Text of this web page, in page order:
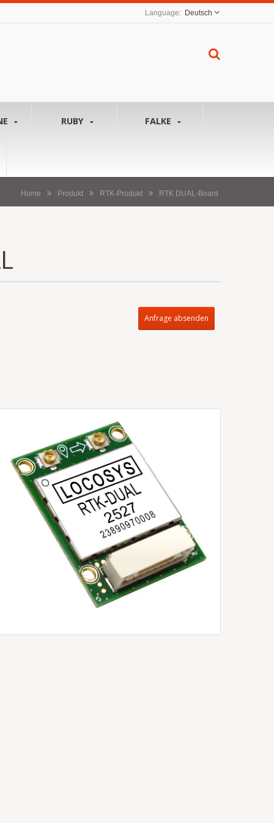
Deutsch
RUBY FALKE
Home Produkt RTK-Produkt RTK DUAL-Board
Anfrage absenden